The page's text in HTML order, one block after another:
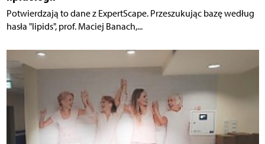
Potwierdzają to dane z ExpertScape. Przeszukując bazę według
hasła "lipids", prof. Maciej Banach,...